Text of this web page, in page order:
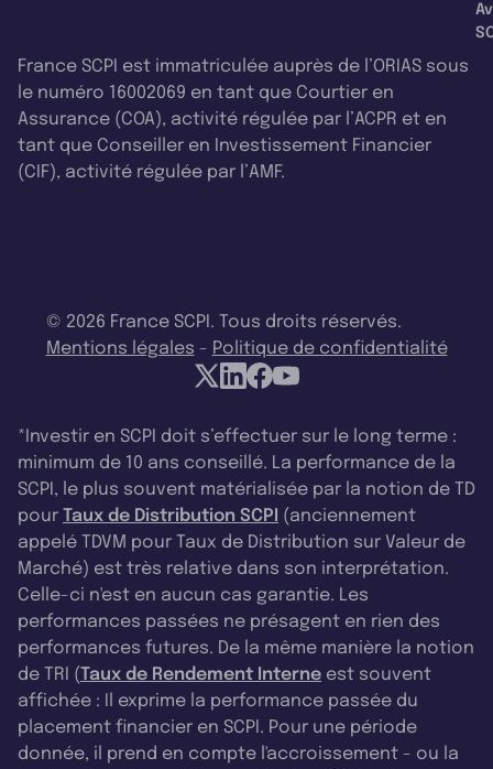
France SCPI est immatriculée auprès de l’ORIAS sous
le numéro 16002069 en tant que Courtier en
Assurance (COA), activité régulée par l’ACPR et en
tant que Conseiller en Investissement Financier
(CIF), activité régulée par l’AMF.
© 2026 France SCPI. Tous droits réservés.
Mentions légales - Politique de confidentialité
*Investir en SCPI doit s’effectuer sur le long terme :
minimum de 10 ans conseillé. La performance de la
SCPI, le plus souvent matérialisée par la notion de TD
pour Taux de Distribution SCPI (anciennement
appelé TDVM pour Taux de Distribution sur Valeur de
Marché) est très relative dans son interprétation.
Celle-ci n'est en aucun cas garantie. Les
performances passées ne présagent en rien des
performances futures. De la même manière la notion
de TRI (Taux de Rendement Interne est souvent
affichée : Il exprime la performance passée du
placement financier en SCPI. Pour une période
donnée, il prend en compte l'accroissement - ou la